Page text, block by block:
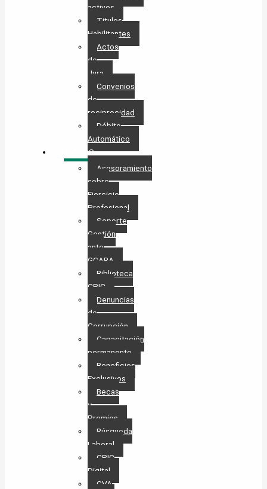
activos
Titulos
Habilitantes
Actos
de
Jura
Convenios
de
reciprocidad
Débito
Automático
SERVICIOS
Asesoramiento
sobre
Ejercicio
Profesional
Soporte
Gestión
ante
GCABA
Biblioteca
CPIC
Denuncias
de
Corrupción
Capacitación
permanente
Beneficios
Exclusivos
Becas
y
Premios
Búsqueda
Laboral​
CPIC
Digital
CVA